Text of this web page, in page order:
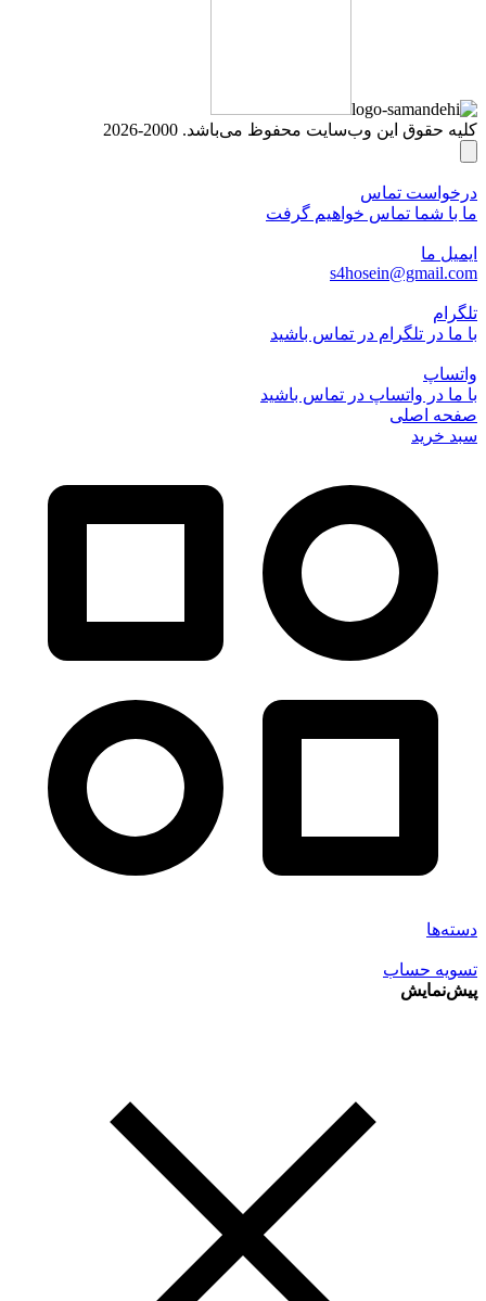
کلیه حقوق این وب‌سایت محفوظ می‌باشد. 2000-2026
درخواست تماس
ما با شما تماس خواهیم گرفت
ایمیل ما
s4hosein@gmail.com
تلگرام
با ما در تلگرام در تماس باشید
واتساپ
با ما در واتساپ در تماس باشید
صفحه اصلی
سبد خرید
دسته‌ها
تسویه حساب
پیش‌نمایش